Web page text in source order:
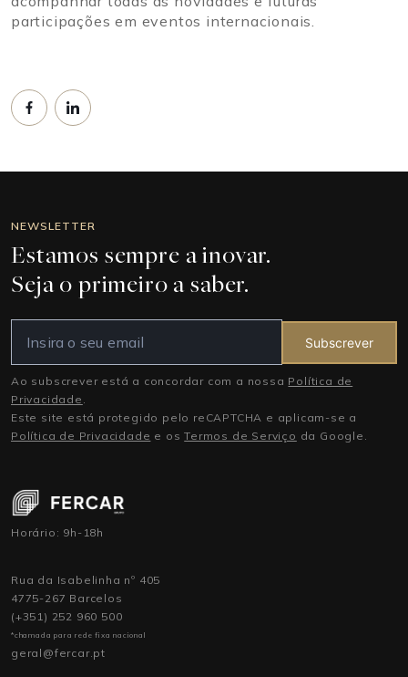
participações em eventos internacionais.
NEWSLETTER
Estamos sempre a inovar.
Seja o primeiro a saber.
Subscrever
Ao subscrever está a concordar com a nossa Política de
Privacidade .
Este site está protegido pelo reCAPTCHA e aplicam-se a
Política de Privacidade e osTermos de Serviço da Google.
Horário: 9h-18h
Rua da Isabelinha nº 405
4775-267 Barcelos
(+351) 252 960 500
*chamada para rede fixa nacional
geral@fercar.pt